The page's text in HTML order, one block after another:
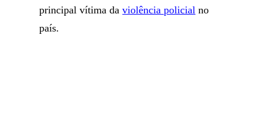
principal vítima daviolência policial no
país.